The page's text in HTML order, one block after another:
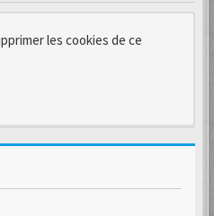
les cookies de ce